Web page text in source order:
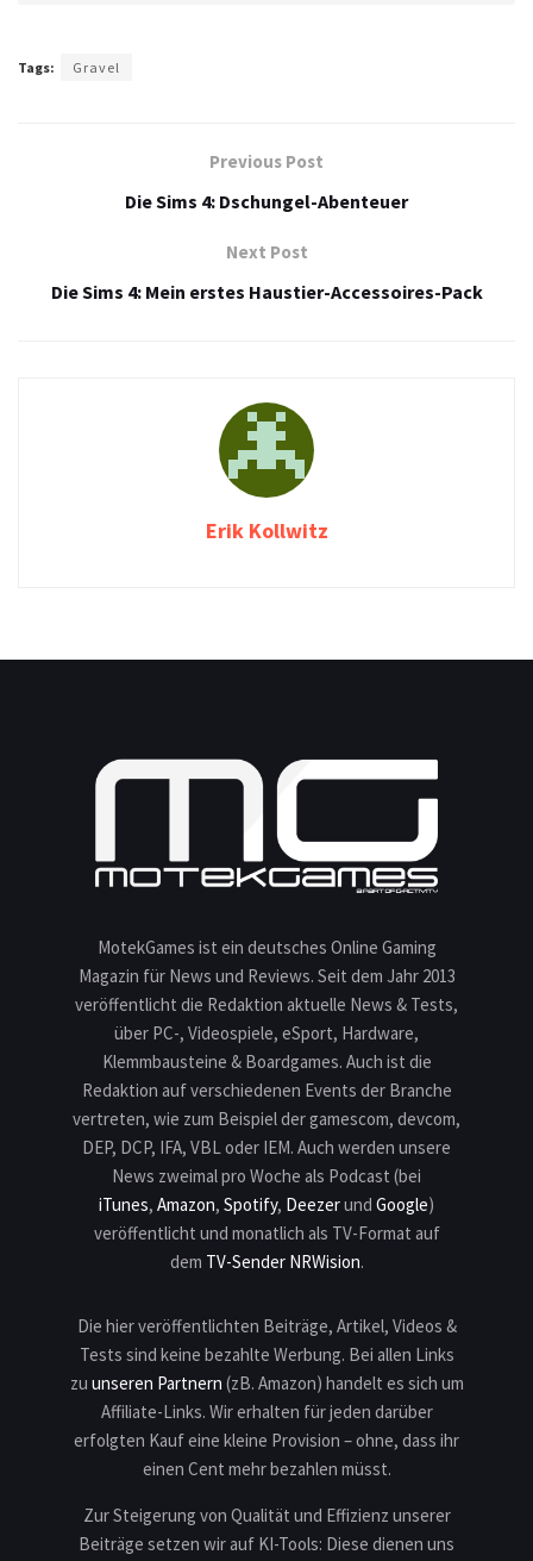
Tags: Gravel
Previous Post
Die Sims 4: Dschungel-Abenteuer
Next Post
Die Sims 4: Mein erstes Haustier-Accessoires-Pack
Erik Kollwitz
MotekGames ist ein deutsches Online Gaming
Magazin für News und Reviews. Seit dem Jahr 2013
veröffentlicht die Redaktion aktuelle News & Tests,
über PC-, Videospiele, eSport, Hardware,
Klemmbausteine & Boardgames. Auch ist die
Redaktion auf verschiedenen Events der Branche
vertreten, wie zum Beispiel der gamescom, devcom,
DEP, DCP, IFA, VBL oder IEM. Auch werden unsere
News zweimal pro Woche als Podcast (bei
iTunes, Amazon, Spotify, Deezerund Google)
veröffentlicht und monatlich als TV-Format auf
dem TV-Sender NRWision.
Die hier veröffentlichten Beiträge, Artikel, Videos &
Tests sind keine bezahlte Werbung. Bei allen Links
zu unseren Partnern (zB. Amazon) handelt es sich um
Affiliate-Links. Wir erhalten für jeden darüber
erfolgten Kauf eine kleine Provision – ohne, dass ihr
einen Cent mehr bezahlen müsst.
Zur Steigerung von Qualität und Effizienz unserer
Beiträge setzen wir auf KI-Tools: Diese dienen uns